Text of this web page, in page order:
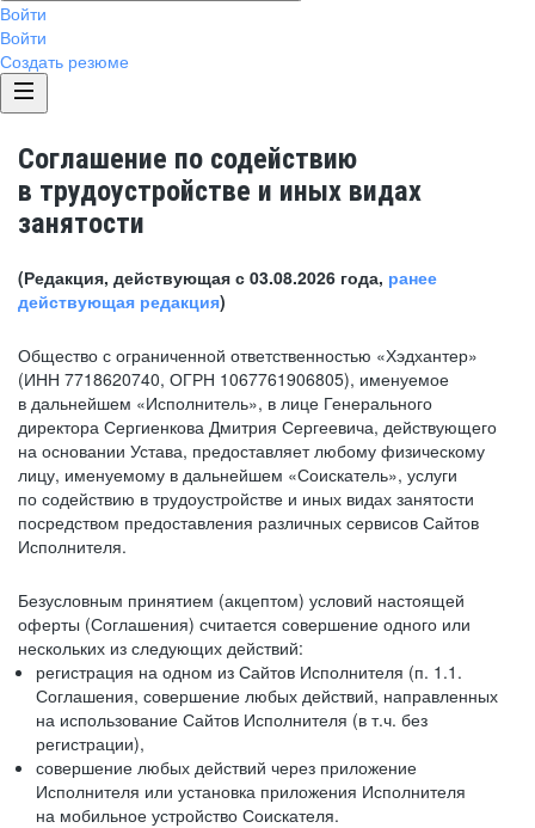
Войти
Войти
Создать резюме
Соглашение по содействию
в трудоустройстве и иных видах
занятости
(Редакция, действующая с 03.08.2026 года, ранее
действующая редакция)
Общество с ограниченной ответственностью «Хэдхантер»
(ИНН 7718620740, ОГРН 1067761906805), именуемое
в дальнейшем «Исполнитель», в лице Генерального
директора Сергиенкова Дмитрия Сергеевича, действующего
на основании Устава, предоставляет любому физическому
лицу, именуемому в дальнейшем «Соискатель», услуги
по содействию в трудоустройстве и иных видах занятости
посредством предоставления различных сервисов Сайтов
Исполнителя.
Безусловным принятием (акцептом) условий настоящей
оферты (Соглашения) считается совершение одного или
нескольких из следующих действий:
регистрация на одном из Сайтов Исполнителя (п. 1.1.
Соглашения, совершение любых действий, направленных
на использование Сайтов Исполнителя (в т.ч. без
регистрации),
совершение любых действий через приложение
Исполнителя или установка приложения Исполнителя
на мобильное устройство Соискателя.